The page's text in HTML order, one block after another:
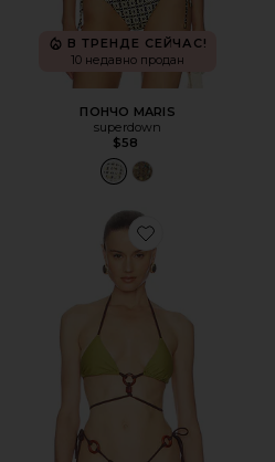
В ТРЕНДЕ СЕЙЧАС!
10 недавно продан
ПОНЧО MARIS
superdown
$58
Favorite ТОП ROMELIA